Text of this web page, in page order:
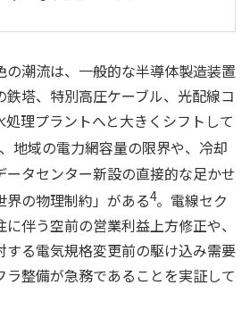
潮流は、一般的な半導体製造装置
塔、特別高圧ケーブル、光配線コ
理プラントへと大きくシフトして
地域の電力網容量の限界や、冷却
ータセンター新設の直接的な足かせ
界の物理制約」がある4。電線セク
伴う空前の営業利益上方修正や、
する電気規格変更前の駆け込み需要
ラ整備が急務であることを実証して